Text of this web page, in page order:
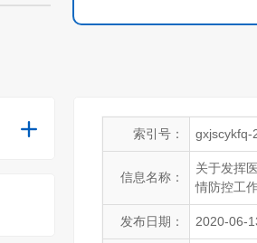
索引号： gxjscykfq-
信息名称：
关于发挥
情防控工
发布日期： 2020-06-